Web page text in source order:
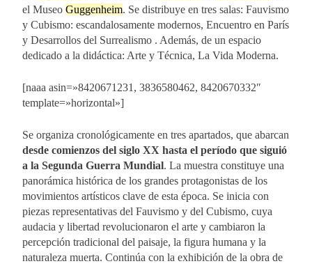
el Museo Guggenheim. Se distribuye en tres salas: Fauvismo
y Cubismo: escandalosamente modernos, Encuentro en París
y Desarrollos del Surrealismo . Además, de un espacio
dedicado a la didáctica: Arte y Técnica, La Vida Moderna.
[naaa asin=»8420671231, 3836580462, 8420670332″
template=»horizontal»]
Se organiza cronológicamente en tres apartados, que abarcan
desde comienzos del siglo XX hasta el período que siguió
a la Segunda Guerra Mundial. La muestra constituye una
panorámica histórica de los grandes protagonistas de los
movimientos artísticos clave de esta época. Se inicia con
piezas representativas del Fauvismo y del Cubismo, cuya
audacia y libertad revolucionaron el arte y cambiaron la
percepción tradicional del paisaje, la figura humana y la
naturaleza muerta. Continúa con la exhibición de la obra de